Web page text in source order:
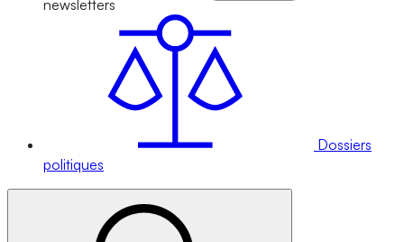
newsletters
Dossiers
politiques